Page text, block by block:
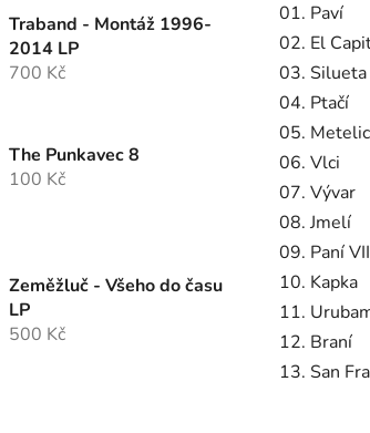
Traband - Montáž 1996-
2014 LP
700 Kč
The Punkavec 8
100 Kč
Zeměžluč - Všeho do času
LP
500 Kč
01. Paví
02. El
03. Silueta
04. Ptačí
05.
06. Vlci
07. Vývar
08. Jmelí
09. Paní
10. Kapka
11.
12. Braní
13. San